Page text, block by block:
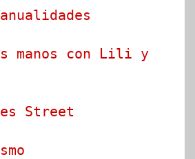
manos con Lili y
Street